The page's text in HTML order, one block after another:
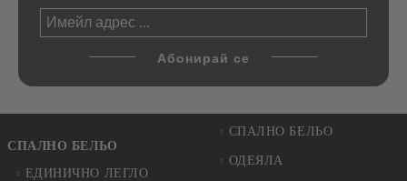
СПАЛНО БЕЛЬО
ЕДИНИЧНО ЛЕГЛО
СПАЛНО БЕЛЬО
ОДЕЯЛА